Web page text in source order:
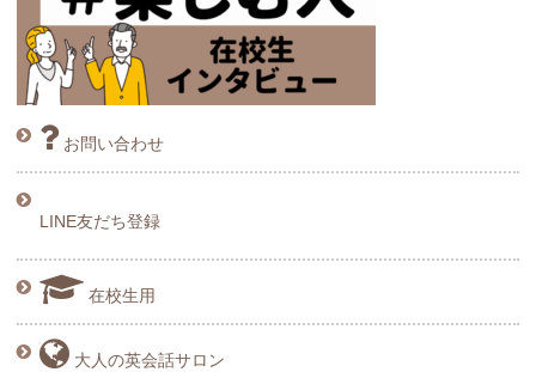
お問い合わせ
LINE友だち登録
在校生用
大人の英会話サロン